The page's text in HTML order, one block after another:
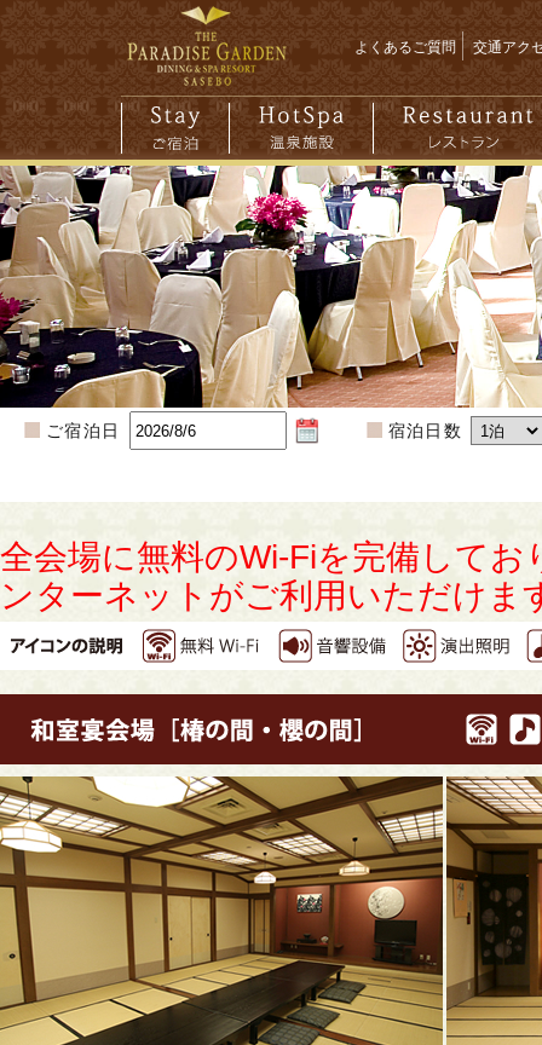
よくあるご質問 交通アク
ご宿泊日 宿泊日数
全会場に無料のWi-Fiを完備して
ンターネットがご利用いただけま